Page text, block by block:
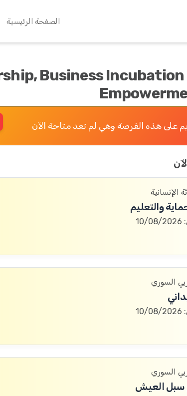
الصفحة الرئيسية
Business Incubation
على هذه الفرصة وهي لم تعد متاحة الآن
الإنسانية
والتعليم
السوري
السوري
سبل العيش